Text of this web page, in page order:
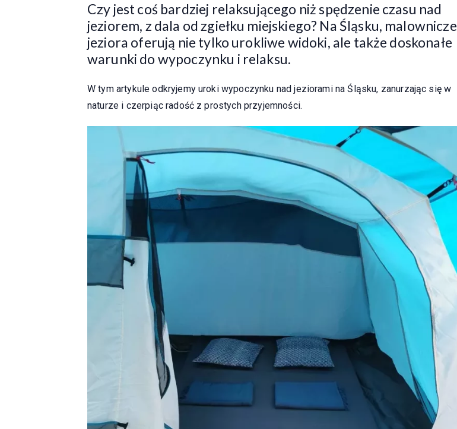
Czy jest coś bardziej relaksującego niż spędzenie czasu nad
jeziorem, z dala od zgiełku miejskiego? Na Śląsku, malownicze
jeziora oferują nie tylko urokliwe widoki, ale także doskonałe
warunki do wypoczynku i relaksu.
W tym artykule odkryjemy uroki wypoczynku nad jeziorami na Śląsku, zanurzając się w
naturze i czerpiąc radość z prostych przyjemności.